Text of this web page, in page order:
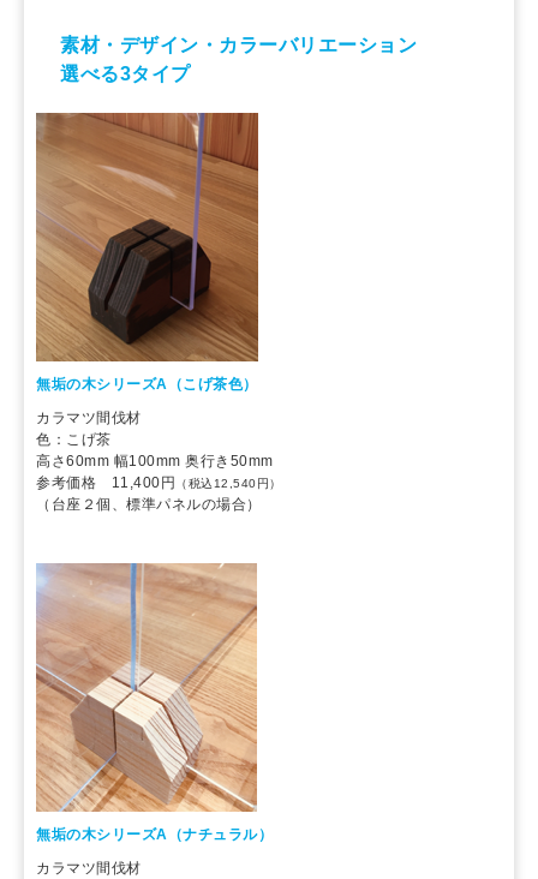
素材・デザイン・カラーバリエーション
選べる3タイプ
無垢の木シリーズA（こげ茶色）
カラマツ間伐材
色：こげ茶
高さ60mm 幅100mm 奥行き50mm
参考価格 11,400円 （税込12,540円）
（台座２個、標準パネルの場合）
無垢の木シリーズA（ナチュラル）
カラマツ間伐材